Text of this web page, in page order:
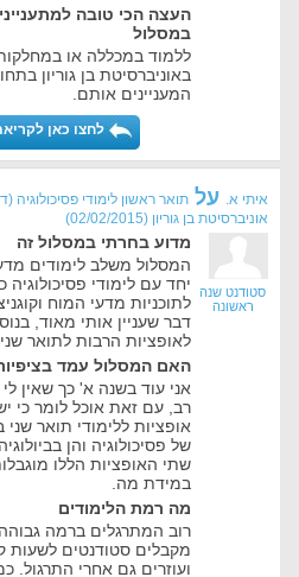
העצה הכי טובה
במסלול
ללמוד במכללה או
באוניברסיטת בן גוריון
המעניינים אותם.
לחצו כאן
איתי א. על תואר ראשון לימודי פסיכולוגיה
אוניברסיטת בן גוריון (
02/02/2015
)
סטודנט שנה
ראשונה
מדוע בחרתי במסלול זה
המסלול משלב לימודים
יחד עם לימודי פסיכולוגיה
לתוכניות מדעי המוח
דבר שעניין אותי מאוד,
לאופציות הרבות לתואר שני.
האם המסלול עמד
אני עוד בשנה א' כך שאין
רב, עם זאת אוכל לומר כי
אופציות ללימודי תואר שני
של פסיכולוגיה והן
שתי האופציות הללו
במידת מה.
מה רמת הלימודים
רוב המתרגלים ברמה גבוהה,
מקבלים סטודנטים לשעות
ועוזרים גם אחרי התרגול.